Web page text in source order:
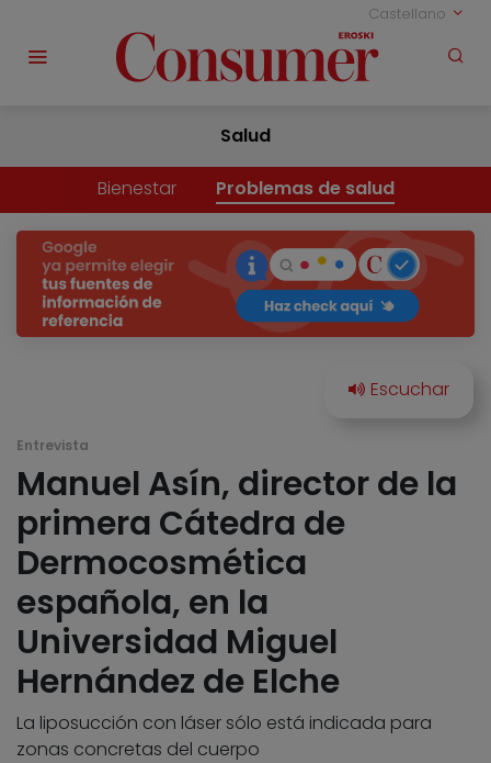
Castellano
Salud
Bienestar Problemas de salud
Entrevista
Manuel Asín, director de la
primera Cátedra de
Dermocosmética
española, en la
Universidad Miguel
Hernández de Elche
La liposucción con láser sólo está indicada para
zonas concretas del cuerpo